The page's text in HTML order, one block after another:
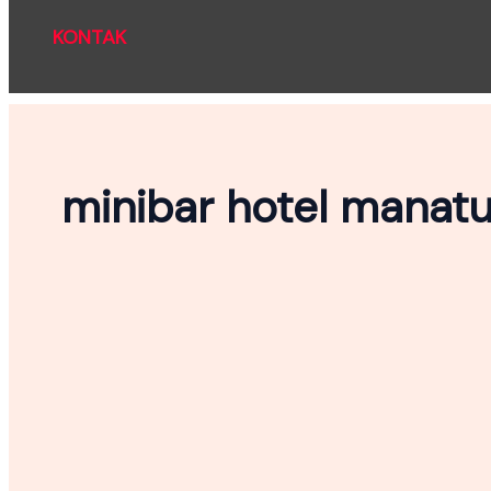
KONTAK
minibar hotel